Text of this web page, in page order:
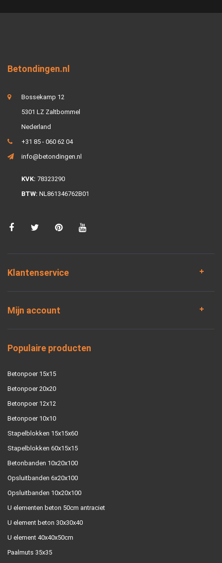
Betondingen.nl
Bossekamp 12
5301 LZ Zaltbommel
Nederland
+31 85 - 060 62 04
info@betondingen.nl
KVK: 78323290
BTW: NL861346762B01
Klantenservice
Mijn account
Populaire producten
Betonpoer 15x15
Betonpoer 20x20
Betonpoer 12x12
Betonpoer 10x10
Stapelblokken 15x15x60
Stapelblokken 60x15x15
Betonbanden 10x20x100
Opsluitbanden 6x20x100
Opsluitbanden 10x20x100
U elementen beton 50cm antraciet
U element beton 30x30x40
U element 40x40x50cm
Paalmuts 35x35